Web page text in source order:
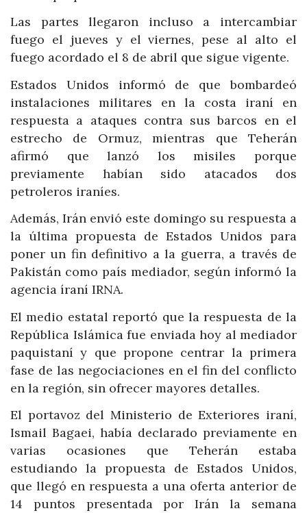
Las partes llegaron incluso a intercambiar
fuego el jueves y el viernes, pese al alto el
fuego acordado el 8 de abril que sigue vigente.
Estados Unidos informó de que bombardeó
instalaciones militares en la costa iraní en
respuesta a ataques contra sus barcos en el
estrecho de Ormuz, mientras que Teherán
afirmó que lanzó los misiles porque
previamente habían sido atacados dos
petroleros iraníes.
Además, Irán envió este domingo su respuesta a
la última propuesta de Estados Unidos para
poner un fin definitivo a la guerra, a través de
Pakistán como país mediador, según informó la
agencia íraní IRNA.
El medio estatal reportó que la respuesta de la
República Islámica fue enviada hoy al mediador
paquistaní y que propone centrar la primera
fase de las negociaciones en el fin del conflicto
en la región, sin ofrecer mayores detalles.
El portavoz del Ministerio de Exteriores iraní,
Ismail Bagaei, había declarado previamente en
varias ocasiones que Teherán estaba
estudiando la propuesta de Estados Unidos,
que llegó en respuesta a una oferta anterior de
14 puntos presentada por Irán la semana